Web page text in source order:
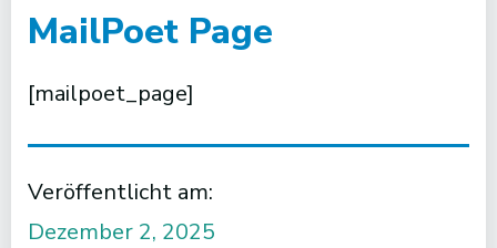
MailPoet Page
[mailpoet_page]
Veröffentlicht am:
Dezember 2, 2025